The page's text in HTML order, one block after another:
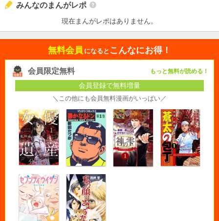
みんなのまんがレポ
現在まんがレポはありません。
無料会員 になると こんなにお得！
会員限定無料 もっと無料が読める！
会員登録で無料増量
＼この他にも会員無料漫画がいっぱい／